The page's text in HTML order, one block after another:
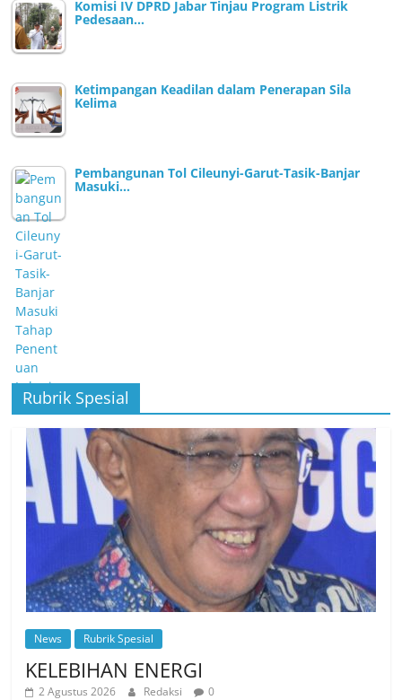
Komisi IV DPRD Jabar Tinjau Program Listrik
Pedesaan…
Ketimpangan Keadilan dalam Penerapan Sila
Kelima
Pembangunan Tol Cileunyi-Garut-Tasik-Banjar
Masuki…
Rubrik Spesial
News Rubrik Spesial
KELEBIHAN ENERGI
2 Agustus 2026 Redaksi 0